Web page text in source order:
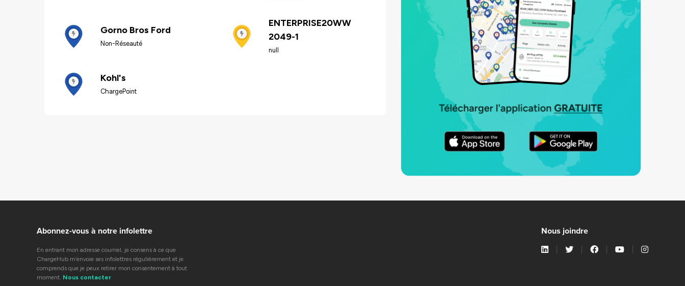
Gorno Bros Ford
Non-Réseauté
ENTERPRISE20WW
2049-1
null
Kohl's
ChargePoint
Abonnez-vous à notre infolettre
En entrant mon adresse courriel, je consens à ce que
ChargeHub m’envoie ses infolettres régulièrement et je
comprends que je peux retirer mon consentement à tout
moment. Nous contacter
Nous joindre